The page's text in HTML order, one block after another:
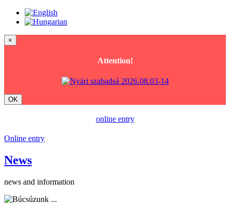
×
Attention!
OK
online entry
Online entry
News
news and information